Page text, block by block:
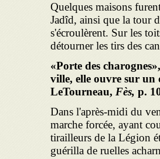
Quelques maisons
Jadîd, ainsi que la tour
s'écroulèrent. Sur les
détourner les tirs des
«Porte des
ville, elle ouvre sur
LeTourneau, Fès, p.
Dans l'après-midi du
marche forcée, ayant
tirailleurs de la Légion
guérilla de ruelles